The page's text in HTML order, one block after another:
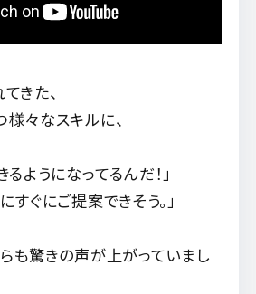
きた、
々なスキルに、
るようになってるんだ！」
すぐにご提案できそう。」
も驚きの声が上がっていまし